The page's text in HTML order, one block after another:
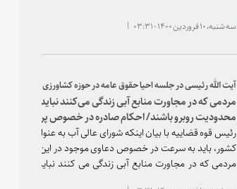
سه شنبه، ۱۰ فروردین ۱۴۰۰ - ۰۳:۳۱
آیت الله رئیسی در جلسه احیا حقوق عامه در حوزه کشاورزی استان لرستان:
مردمی که در مجاورت منابع آبی زندگی می‌کنند نباید در دسترسی
محدودیت روبرو باشند/ احکام صادره در خصوص پرونده‌های
چوب باید بازدارنده باشند/ لرستان استانی مستعد برای توسعه
است
رئیس قوه قضاییه با بیان اینکه شورای عالی آب به عنوان مرجع
کشور، باید به سرعت در خصوص دعاوی موجود در این زمینه اقدام
مردمی که در مجاورت منابع آبی زندگی می کنند نباید در